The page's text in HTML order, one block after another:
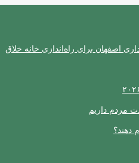
اصفهان برای راه‌اندازی خانه خلاق
مردم داریم
دهند؟